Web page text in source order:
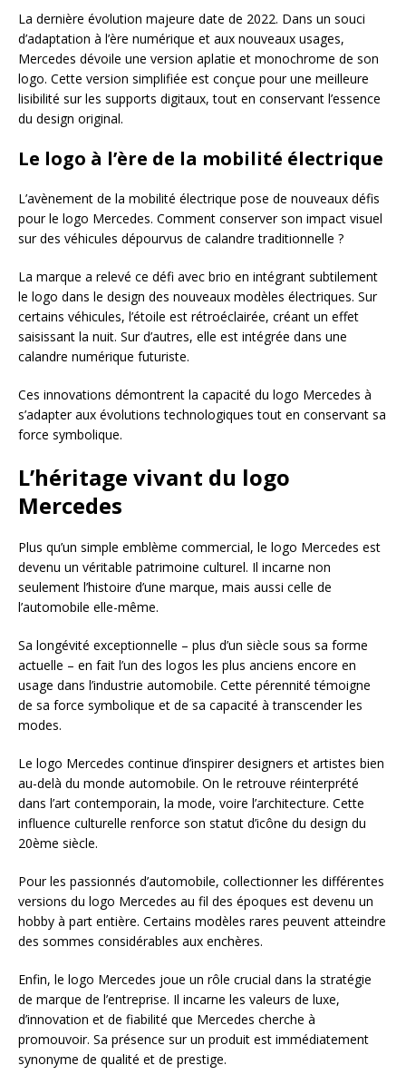
La dernière évolution majeure date de 2022. Dans un souci
d’adaptation à l’ère numérique et aux nouveaux usages,
Mercedes dévoile une version aplatie et monochrome de son
logo. Cette version simplifiée est conçue pour une meilleure
lisibilité sur les supports digitaux, tout en conservant l’essence
du design original.
Le logo à l’ère de la mobilité électrique
L’avènement de la mobilité électrique pose de nouveaux défis
pour le logo Mercedes. Comment conserver son impact visuel
sur des véhicules dépourvus de calandre traditionnelle ?
La marque a relevé ce défi avec brio en intégrant subtilement
le logo dans le design des nouveaux modèles électriques. Sur
certains véhicules, l’étoile est rétroéclairée, créant un effet
saisissant la nuit. Sur d’autres, elle est intégrée dans une
calandre numérique futuriste.
Ces innovations démontrent la capacité du logo Mercedes à
s’adapter aux évolutions technologiques tout en conservant sa
force symbolique.
L’héritage vivant du logo
Mercedes
Plus qu’un simple emblème commercial, le logo Mercedes est
devenu un véritable patrimoine culturel. Il incarne non
seulement l’histoire d’une marque, mais aussi celle de
l’automobile elle-même.
Sa longévité exceptionnelle – plus d’un siècle sous sa forme
actuelle – en fait l’un des logos les plus anciens encore en
usage dans l’industrie automobile. Cette pérennité témoigne
de sa force symbolique et de sa capacité à transcender les
modes.
Le logo Mercedes continue d’inspirer designers et artistes bien
au-delà du monde automobile. On le retrouve réinterprété
dans l’art contemporain, la mode, voire l’architecture. Cette
influence culturelle renforce son statut d’icône du design du
20ème siècle.
Pour les passionnés d’automobile, collectionner les différentes
versions du logo Mercedes au fil des époques est devenu un
hobby à part entière. Certains modèles rares peuvent atteindre
des sommes considérables aux enchères.
Enfin, le logo Mercedes joue un rôle crucial dans la stratégie
de marque de l’entreprise. Il incarne les valeurs de luxe,
d’innovation et de fiabilité que Mercedes cherche à
promouvoir. Sa présence sur un produit est immédiatement
synonyme de qualité et de prestige.